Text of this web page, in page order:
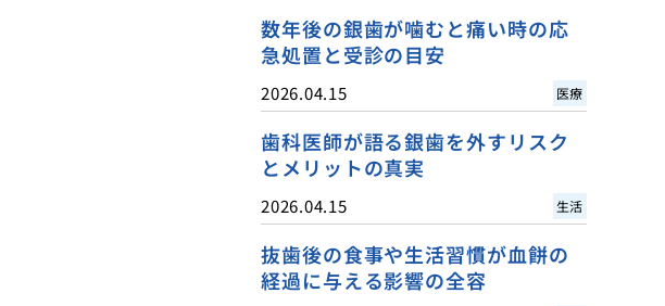
数年後の銀歯が噛むと痛い時の応
急処置と受診の目安
2026.04.15 医療
歯科医師が語る銀歯を外すリスク
とメリットの真実
2026.04.15 生活
抜歯後の食事や生活習慣が血餅の
経過に与える影響の全容